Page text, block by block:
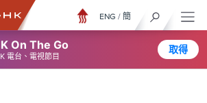
On The Go
電台、電視節目
取得
ENG / 簡